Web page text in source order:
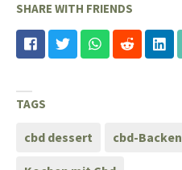
SHARE WITH FRIENDS
TAGS
cbd dessert cbd-Backen